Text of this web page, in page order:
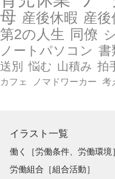
母 産後休暇 産後
第2の人生 同僚
ノートパソコン 書
送別
悩む 山積み 拍
カフェ
ノマドワーカー 考
イラスト一覧
働く［労働条件、労働環境］
労働組合［組合活動］